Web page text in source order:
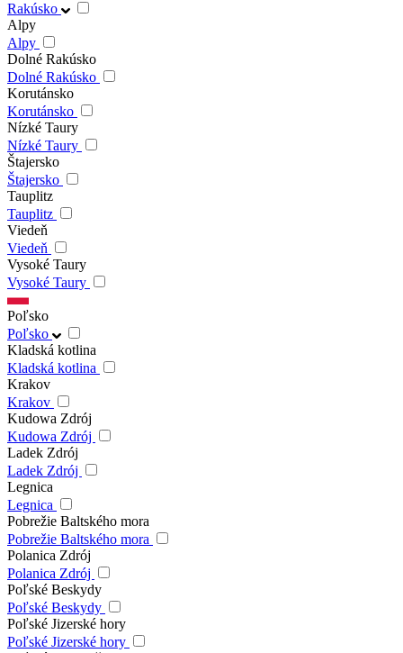
Rakúsko
Alpy
Alpy
Dolné Rakúsko
Dolné Rakúsko
Korutánsko
Korutánsko
Nízké Taury
Nízké Taury
Štajersko
Štajersko
Tauplitz
Tauplitz
Viedeň
Viedeň
Vysoké Taury
Vysoké Taury
Poľsko
Poľsko
Kladská kotlina
Kladská kotlina
Krakov
Krakov
Kudowa Zdrój
Kudowa Zdrój
Ladek Zdrój
Ladek Zdrój
Legnica
Legnica
Pobrežie Baltského mora
Pobrežie Baltského mora
Polanica Zdrój
Polanica Zdrój
Poľské Beskydy
Poľské Beskydy
Poľské Jizerské hory
Poľské Jizerské hory